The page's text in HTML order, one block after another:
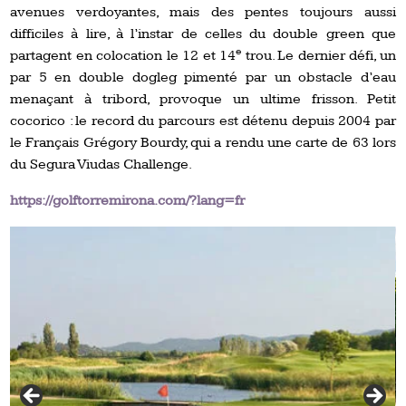
avenues verdoyantes, mais des pentes toujours aussi
difficiles à lire, à l’instar de celles du double green que
partagent en colocation le 12 et 14e trou. Le dernier défi, un
par 5 en double dogleg pimenté par un obstacle d’eau
menaçant à tribord, provoque un ultime frisson. Petit
cocorico : le record du parcours est détenu depuis 2004 par
le Français Grégory Bourdy, qui a rendu une carte de 63 lors
du Segura Viudas Challenge.
https://golftorremirona.com/?lang=fr